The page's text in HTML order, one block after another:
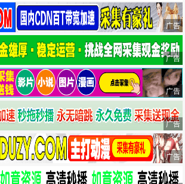
广告
广告
广告
广告
广告